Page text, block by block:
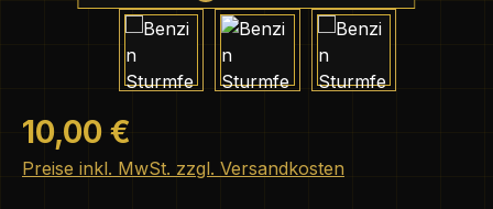
Regulärer Preis:
10,00 €
Preise inkl. MwSt. zzgl. Versandkosten